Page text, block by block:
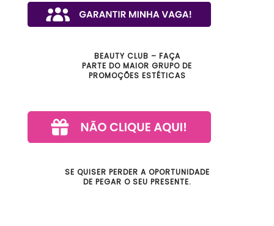
BEAUTY CLUB – FAÇA
PARTE DO MAIOR GRUPO DE
PROMOÇÕES ESTÉTICAS
SE QUISER PERDER A OPORTUNIDADE
DE PEGAR O SEU PRESENTE.